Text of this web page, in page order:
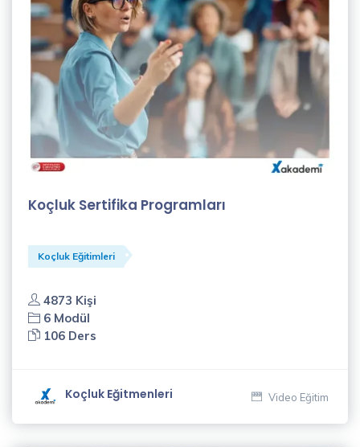
Koçluk Sertifika Programları
Koçluk Eğitimleri
4873 Kişi
6 Modül
106 Ders
Koçluk Eğitmenleri Video Eğitim